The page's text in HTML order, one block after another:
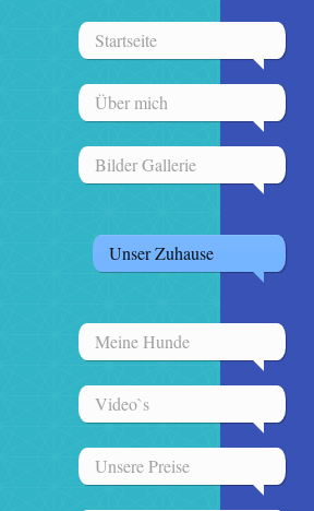
Startseite
Über mich
Bilder Gallerie
Unser Zuhause
Meine Hunde
Video`s
Unsere Preise